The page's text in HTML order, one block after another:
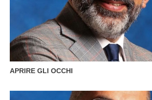
APRIRE GLI OCCHI